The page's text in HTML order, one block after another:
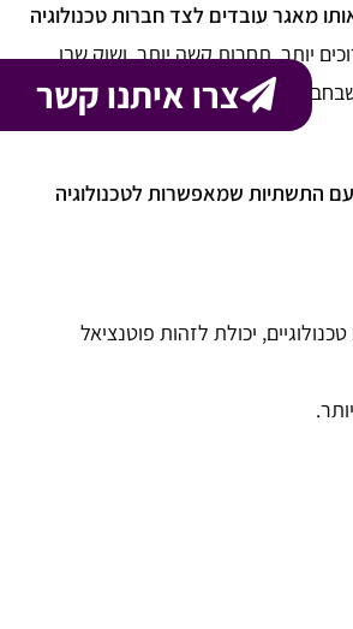
צרו איתנו קשר
מאגר עובדים לצד חברות טכנולוגיה
יותר, תחרות קשה יותר, ושוק שבו
רבות כבר אינו רק אתגר גיוס,
התשתיות שמאפשרות לטכנולוגיה
יכולת לזהות פוטנציאל